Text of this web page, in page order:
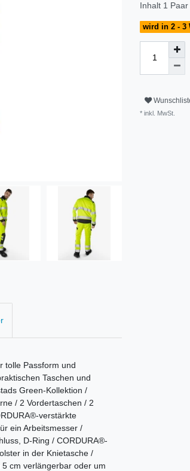
Inhalt 1 Paar
wird in 2 - 3
* inkl. MwSt.
tolle Passform und
Taschen und
Green-Kollektion /
/ 2 Vordertaschen / 2
verstärkte
ein Arbeitsmesser /
D-Ring / CORDURA®-
in der Knietasche /
cm verlängerbar oder um